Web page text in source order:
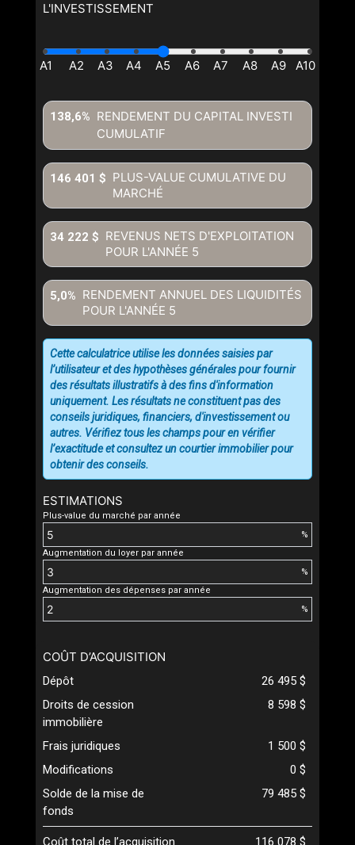
L'INVESTISSEMENT
RENDEMENT DU CAPITAL INVESTI
CUMULATIF
138,6%
PLUS-VALUE CUMULATIVE DU
MARCHÉ
146 401 $
REVENUS NETS D'EXPLOITATION
POUR L'ANNÉE 5
34 222 $
RENDEMENT ANNUEL DES LIQUIDITÉS
POUR L'ANNÉE 5
5,0%
ESTIMATIONS
Plus-value du marché par année
%
Augmentation du loyer par année
%
Augmentation des dépenses par année
%
Cette calculatrice utilise les données saisies par
l’utilisateur et des hypothèses générales pour fournir
des résultats illustratifs à des fins d'information
uniquement. Les résultats ne constituent pas des
conseils juridiques, financiers, d'investissement ou
autres. Vérifiez tous les champs pour en vérifier
l’exactitude et consultez un courtier immobilier pour
obtenir des conseils.
COÛT D’ACQUISITION
Dépôt
26 495 $
Droits de cession
immobilière
8 598 $
Frais juridiques
1 500 $
Modifications
0 $
Solde de la mise de
fonds
79 485 $
Coût total de l’acquisition 116 078 $